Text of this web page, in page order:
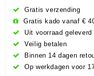
Gratis verzending
Gratis kado vanaf €
Uit voorraad geleverd
Veilig betalen
Binnen 14 dagen
Op werkdagen voor